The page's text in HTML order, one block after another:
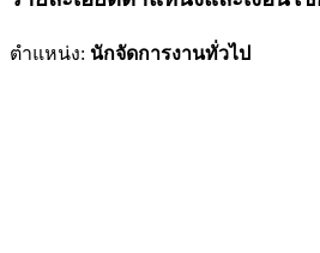
ตำแหน่ง: นักจัดการงานทั่วไป